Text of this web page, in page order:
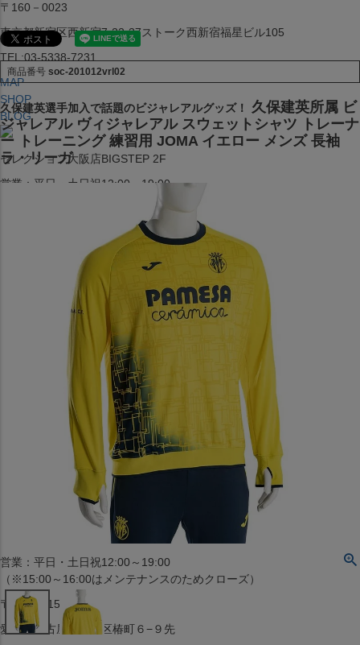
〒160－0023
東京都新宿区西新宿7-22-37ストーク西新宿福星ビル105
TEL:03-5338-7231
MAP
SHOP
BLOG
セレクション大阪店BIGSTEP 2F
営業：平日・土日祝12:00～19:00
大阪府大阪市中央区西心斎橋1丁目6番14号
TEL:06-4708-3300
JR水道橋駅西口店
営業：土・日・祝日のみ 12:00-18:00
東京都千代田区神田三崎町２丁目２２−１ 1F
セレクション名古屋エスカ地下街店
営業：平日・土日祝12:00～19:00
（※15:00～16:00はメンテナンスのためクローズ）
〒453-0015
愛知県名古屋市中村区椿町６−９先
商品番号 soc-201012vrl02
久保建英選手加入で話題のビジャレアルグッズ！
久保建英所属 ビ
ジャレアル ヴィジャレアル スウェットシャツ トレーナ
ー トレーニング 練習用 JOMA イエロー メンズ 長袖
ラ・リーガ